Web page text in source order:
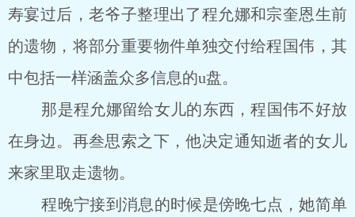
寿宴过后，老爷子整理出了程允娜和宗奎恩生前
的遗物，将部分重要物件单独交付给程国伟，其
中包括一样涵盖众多信息的u盘。
那是程允娜留给女儿的东西，程国伟不好放
在身边。再叁思索之下，他决定通知逝者的女儿
来家里取走遗物。
程晚宁接到消息的时候是傍晚七点，她简单